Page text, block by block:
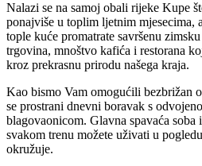
Nalazi se na samoj obali rijeke Kupe
ponajviše u toplim ljetnim
tople kuće promatrate savršenu
trgovina, mnoštvo kafića i restorana
kroz prekrasnu prirodu našega kraja.
Kao bismo Vam omogućili bezbrižan
se prostrani dnevni boravak s
blagovaonicom. Glavna spavaća soba
svakom trenu možete uživati u
okružuje.